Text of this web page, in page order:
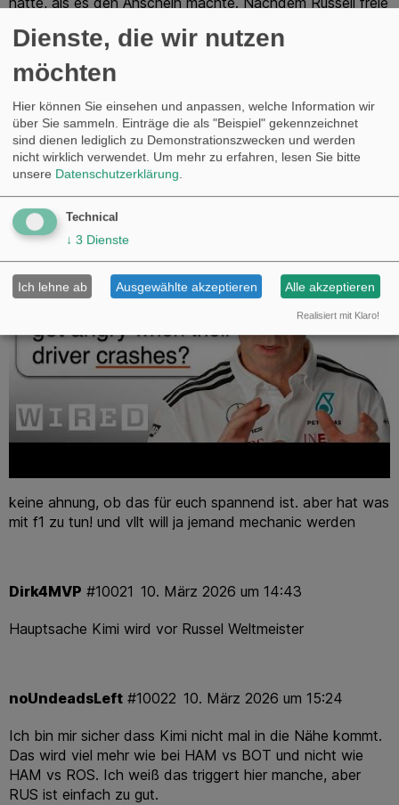
Das anfängliche hin und her ist dem Reglement
geschuldet.
overkill 10. März 2026 um 11:28
#10020
keine ahnung, ob das für euch spannend ist. aber hat was
mit f1 zu tun! und vllt will ja jemand mechanic werden
Dirk4MVP 10. März 2026 um 14:43
#10021
Hauptsache Kimi wird vor Russel Weltmeister
noUndeadsLeft 10. März 2026 um 15:24
#10022
Ich bin mir sicher dass Kimi nicht mal in die Nähe kommt.
Das wird viel mehr wie bei HAM vs BOT und nicht wie
HAM vs ROS. Ich weiß das triggert hier manche, aber
RUS ist einfach zu gut.
Dienste, die wir nutzen
möchten
Hier können Sie einsehen und anpassen, welche Information wir
über Sie sammeln. Einträge die als "Beispiel" gekennzeichnet
sind dienen lediglich zu Demonstrationszwecken und werden
nicht wirklich verwendet. Um mehr zu erfahren, lesen Sie bitte
unsere Datenschutzerklärung.
Technical
↓ 3 Dienste
Ich lehne ab Ausgewählte akzeptieren Alle akzeptieren
Realisiert mit Klaro!